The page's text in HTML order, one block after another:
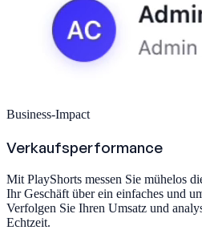
Business-Impact
Verkaufsperformance
Mit PlayShorts messen Sie mühelos
Ihr Geschäft über ein einfaches und
Verfolgen Sie Ihren Umsatz und
Echtzeit.